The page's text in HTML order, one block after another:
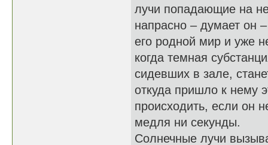
лучи попадающие на
напрасно – думает он
его родной мир и уже
когда темная
сидевших в зале,
откуда пришло к нему
происходить, если он
медля ни секунды.
Солнечные лучи